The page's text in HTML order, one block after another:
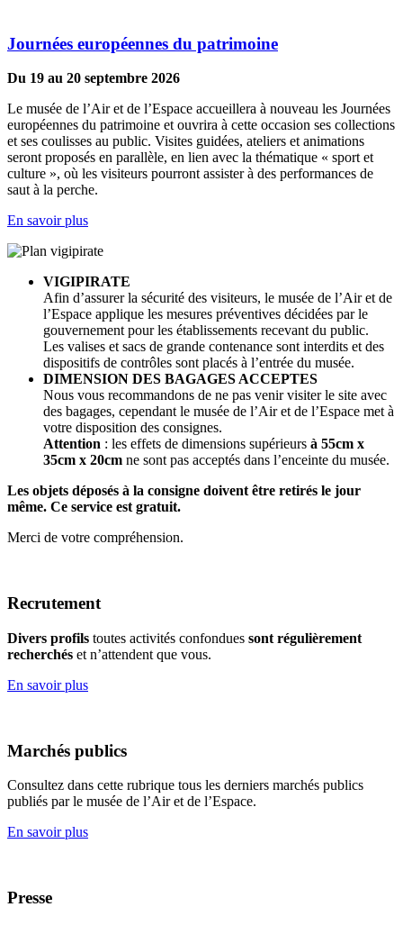
Journées européennes du patrimoine
Du 19 au 20 septembre 2026
Le musée de l’Air et de l’Espace accueillera à nouveau les Journées
européennes du patrimoine et ouvrira à cette occasion ses collections
et ses coulisses au public. Visites guidées, ateliers et animations
seront proposés en parallèle, en lien avec la thématique « sport et
culture », où les visiteurs pourront assister à des performances de
saut à la perche.
En savoir plus
VIGIPIRATE
Afin d’assurer la sécurité des visiteurs, le musée de l’Air et de
l’Espace applique les mesures préventives décidées par le
gouvernement pour les établissements recevant du public.
Les valises et sacs de grande contenance sont interdits et des
dispositifs de contrôles sont placés à l’entrée du musée.
DIMENSION DES BAGAGES ACCEPTES
Nous vous recommandons de ne pas venir visiter le site avec
des bagages, cependant le musée de l’Air et de l’Espace met à
votre disposition des consignes.
Attention : les effets de dimensions supérieurs à 55cm x
35cm x 20cm ne sont pas acceptés dans l’enceinte du musée.
Les objets déposés à la consigne doivent être retirés le jour
même. Ce service est gratuit.
Merci de votre compréhension.
Recrutement
Divers profils toutes activités confondues sont régulièrement
recherchés et n’attendent que vous.
En savoir plus
Marchés publics
Consultez dans cette rubrique tous les derniers marchés publics
publiés par le musée de l’Air et de l’Espace.
En savoir plus
Presse